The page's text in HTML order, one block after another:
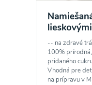
-- na zdravé
100%
pridaného
Vhodná pre
na prípravu v